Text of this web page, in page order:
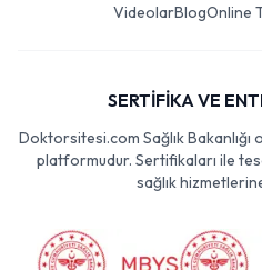
VideolarBlogOnline
SERTİFİKA VE
Doktorsitesi.com Sağlık Bakanlığı
platformudur. Sertifikaları ile
sağlık